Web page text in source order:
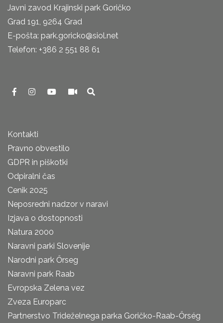
Javni zavod Krajinski park Goričko
Grad 191, 9264 Grad
E-pošta: park.goricko@siol.net
Telefon: +386 2 551 88 61
Kontakti
Pravno obvestilo
GDPR in piškotki
Odpiralni čas
Cenik 2025
Neposredni nadzor v naravi
Izjava o dostopnosti
Natura 2000
Naravni parki Slovenije
Narodni park Őrseg
Naravni park Raab
Evropska Zelena vez
Zveza Europarc
Partnerstvo Trideželnega parka Goričko-Raab-Őrség